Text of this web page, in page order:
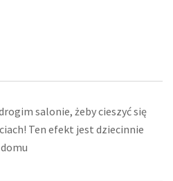
salonie, żeby cieszyć się
Ten efekt jest dziecinnie